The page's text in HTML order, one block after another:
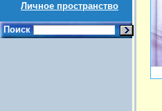
Личное пространство
Поиск